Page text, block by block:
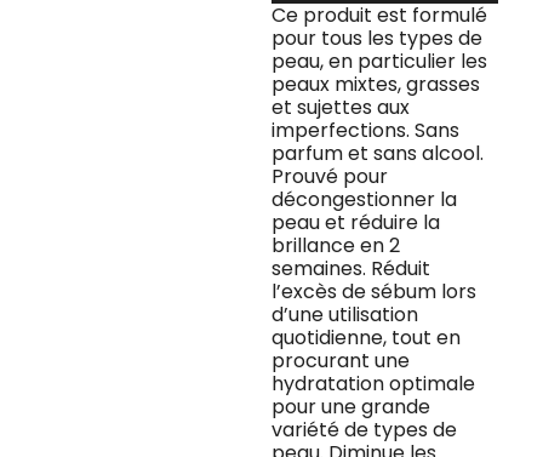
Ce produit est formulé
pour tous les types de
peau, en particulier les
peaux mixtes, grasses
et sujettes aux
imperfections. Sans
parfum et sans alcool.
Prouvé pour
décongestionner la
peau et réduire la
brillance en 2
semaines. Réduit
l’excès de sébum lors
d’une utilisation
quotidienne, tout en
procurant une
hydratation optimale
pour une grande
variété de types de